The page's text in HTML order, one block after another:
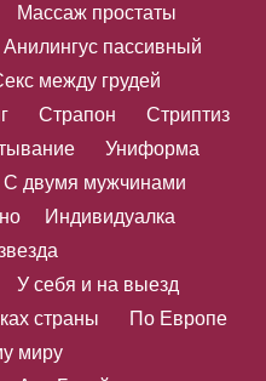
Массаж простаты
Анилингус пассивный
между грудей
Страпон
Стриптиз
Униформа
С двумя мужчинами
Индивидуалка
У себя и на выезд
страны
По Европе
миру